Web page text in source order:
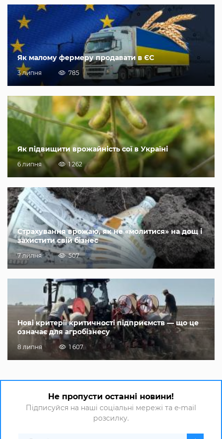
Як малому фермеру продавати в ЄС
3 липня 785
Як підвищити врожайність сої в Україні
6 липня 1 262
Страхування врожаю, як не «молитися» на дощ і
захистити свій бізнес
7 липня 507
Нові критерії критичності підприємств — що це
означає для агробізнесу
8 липня 1 607
Не пропусти останні новини!
Підписуйся на наші соціальні мережі та e-mail
розсилку.